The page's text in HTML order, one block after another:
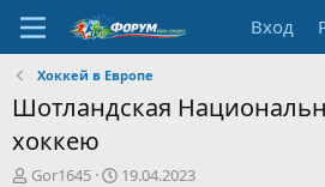
Вход
Хоккей в Европе
Шотландская
хоккею
А
Gor1645
Д
19.04.2023